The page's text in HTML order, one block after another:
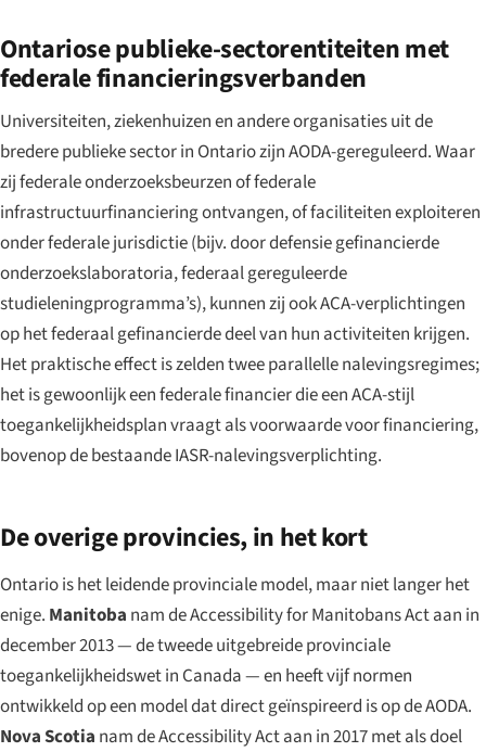
Ontariose publieke-sectorentiteiten met
federale financieringsverbanden
Universiteiten, ziekenhuizen en andere organisaties uit de
bredere publieke sector in Ontario zijn AODA-gereguleerd. Waar
zij federale onderzoeksbeurzen of federale
infrastructuurfinanciering ontvangen, of faciliteiten exploiteren
onder federale jurisdictie (bijv. door defensie gefinancierde
onderzoekslaboratoria, federaal gereguleerde
studieleningprogramma’s), kunnen zij ook ACA-verplichtingen
op het federaal gefinancierde deel van hun activiteiten krijgen.
Het praktische effect is zelden twee parallelle nalevingsregimes;
het is gewoonlijk een federale financier die een ACA-stijl
toegankelijkheidsplan vraagt als voorwaarde voor financiering,
bovenop de bestaande IASR-nalevingsverplichting.
De overige provincies, in het kort
Ontario is het leidende provinciale model, maar niet langer het
enige. Manitoba nam de Accessibility for Manitobans Act aan in
december 2013 — de tweede uitgebreide provinciale
toegankelijkheidswet in Canada — en heeft vijf normen
ontwikkeld op een model dat direct geïnspireerd is op de AODA.
Nova Scotia nam de Accessibility Act aan in 2017 met als doel